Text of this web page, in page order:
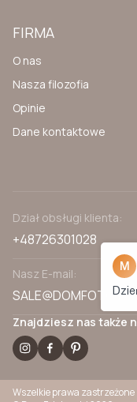
Znajdziesz nas także
FIRMA
O nas
Nasza filozofia
Opinie
Dane kontaktowe
Dział obsługi klienta:
+48726301028
Nasz E-mail:
Wszelkie prawa zastrzeżone